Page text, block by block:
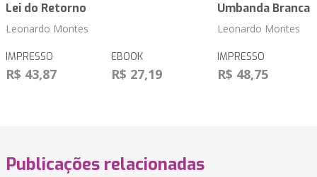
Lei do Retorno
Leonardo Montes
IMPRESSO
R$ 43,87
EBOOK
R$ 27,19
Umbanda Branca
Leonardo Montes
IMPRESSO
R$ 48,75
Publicações relacionadas